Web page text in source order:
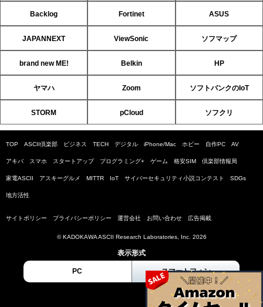
Backlog Fortinet ASUS
JAPANNEXT ViewSonic ソフマップ
brand new ME! Belkin HP
ヤマハ Zoom ソフトバンクのIoT
STORM pCloud ソフクリ
TOP ASCII倶楽部 ビジネス TECH デジタル iPhone/Mac ホビー 自作PC AV
アキバ スマホ スタートアップ プログラミング+ ゲーム 格安SIM 倶楽部情報局
家電ASCII アスキーグルメ MITTR IoT サイバーセキュリティ小説コンテスト SDGs
地方活性
サイトポリシー プライバシーポリシー 運営会社 お問い合わせ 広告掲載
© KADOKAWA ASCII Research Laboratories, Inc. 2026
表示形式
PC スマートフォン